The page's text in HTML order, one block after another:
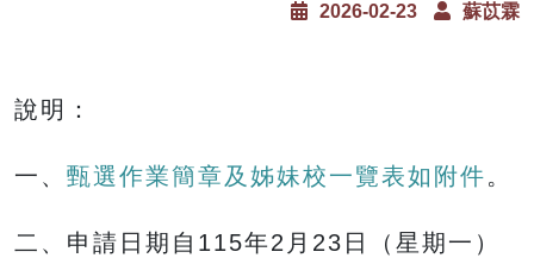
2026-02-23 蘇苡霖
說明：
一、 甄選作業簡章及姊妹校一覽表如附件。
二、申請日期自115年2月23日（星期一）